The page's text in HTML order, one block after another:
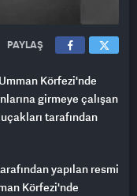
PAYLAŞ
Körfezi'nde
girmeye çalışan
tarafından
yapılan resmi
Körfezi'nde